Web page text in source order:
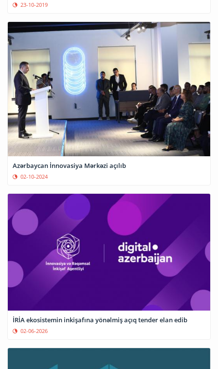
23-10-2019
Azərbaycan İnnovasiya Mərkəzi açılıb
02-10-2024
İRİA ekosistemin inkişafına yönəlmiş açıq tender elan edib
02-06-2026